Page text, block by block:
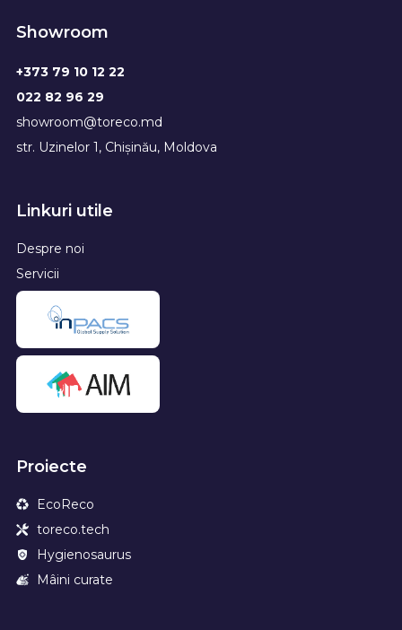
Showroom
+373 79 10 12 22
022 82 96 29
showroom@toreco.md
str. Uzinelor 1, Chișinău, Moldova
Linkuri utile
Despre noi
Servicii
Proiecte
EcoReco
toreco.tech
Hygienosaurus
Mâini curate